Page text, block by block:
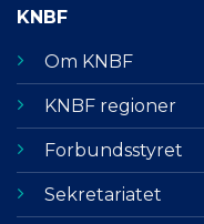
KNBF
Om KNBF
KNBF regioner
Forbundsstyret
Sekretariatet